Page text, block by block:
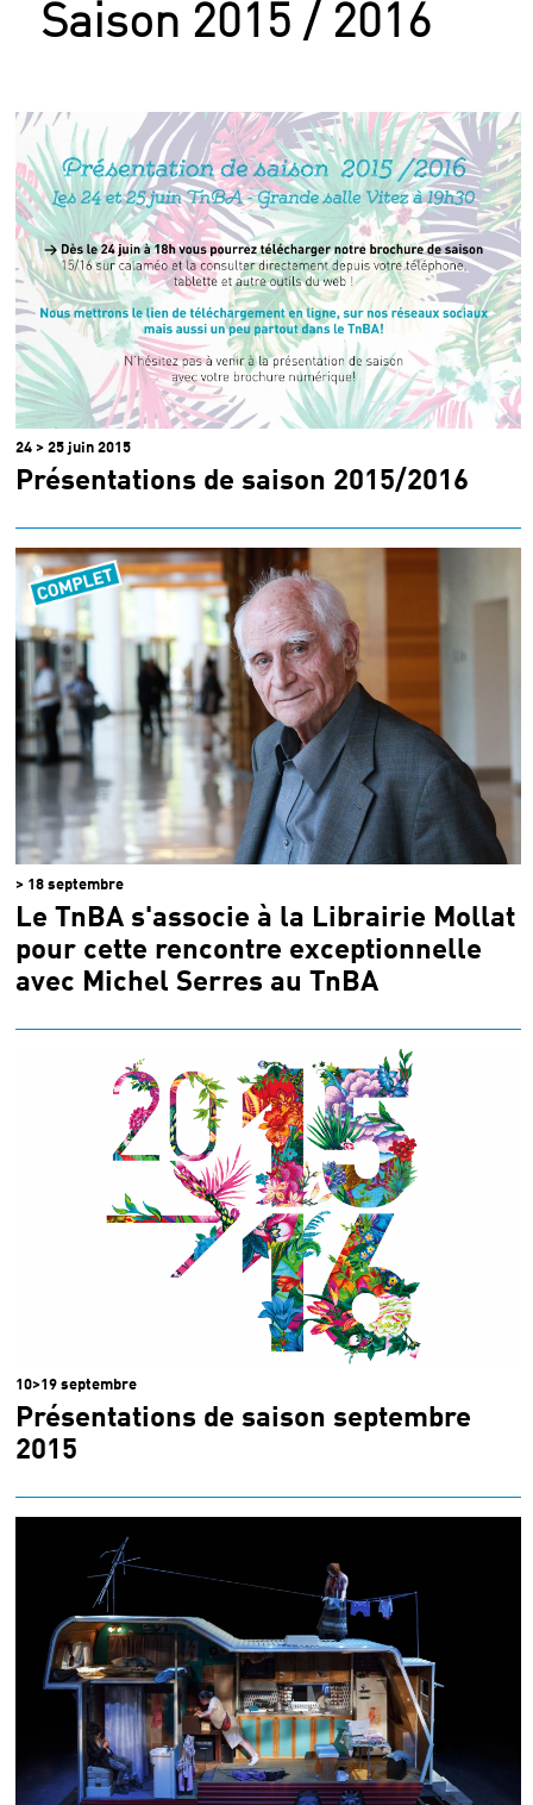
Archives
Saison 2015 / 2016
24 > 25 juin 2015
Présentations de saison 2015/2016
> 18 septembre
Le TnBA s'associe à la Librairie Mollat
pour cette rencontre exceptionnelle
avec Michel Serres au TnBA
10>19 septembre
Présentations de saison septembre
2015